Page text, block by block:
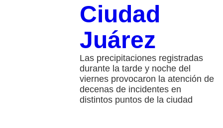
Ciudad
Juárez
Las precipitaciones registradas
durante la tarde y noche del
viernes provocaron la atención de
decenas de incidentes en
distintos puntos de la ciudad